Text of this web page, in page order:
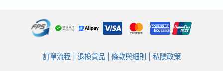
訂單流程| 退換貨品| 條款與細則 私隱政策